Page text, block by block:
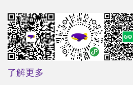
了解更多